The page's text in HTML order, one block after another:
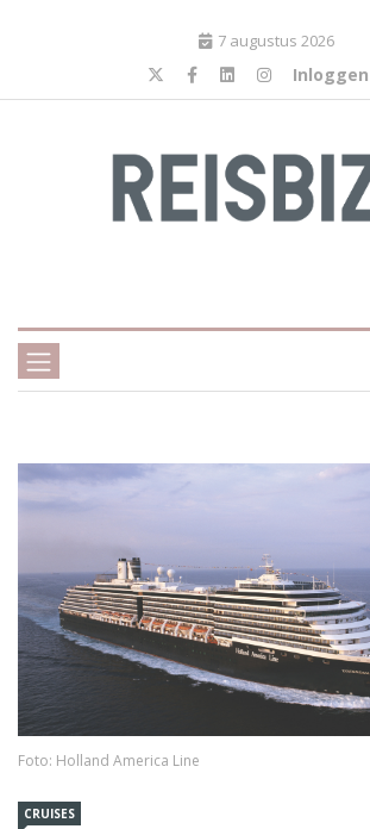
7 augustus 2026
Inloggen
Foto: Holland America Line
CRUISES